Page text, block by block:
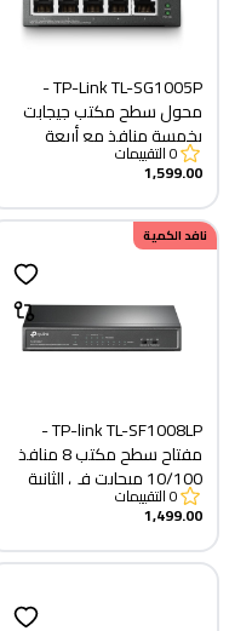
TP-Link TL-SG1005P -
محول سطح مكتب جيجابت
بخمسة منافذ مع أربعة
منافذ PoE+
0التقييمات
1,599.00
نافد الكمية
TP-link TL-SF1008LP -
مفتاح سطح مكتب 8 منافذ
10/100 ميجابت في الثانية
مع 4 منافذ PoE0التقييمات
1,499.00